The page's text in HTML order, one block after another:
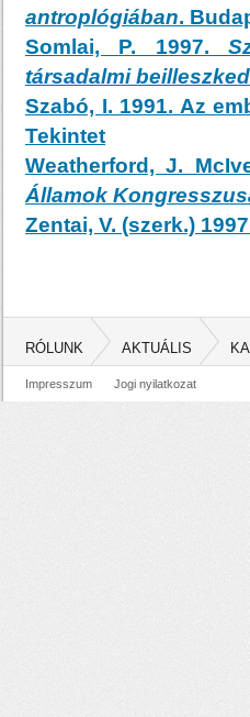
antroplógiában.
Somlai, P. 1997.
társadalmi
Szabó, I. 1991. Az
Tekintet
Weatherford, J.
Államok
Zentai, V. (szerk.)
RÓLUNK AKTUÁLIS
Impresszum Jogi nyilatkozat